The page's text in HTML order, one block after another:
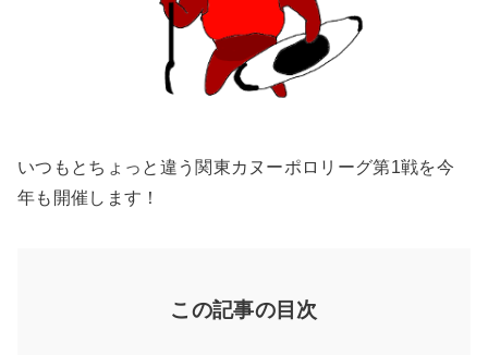
いつもとちょっと違う関東カヌーポロリーグ第1戦を今
年も開催します！
この記事の目次